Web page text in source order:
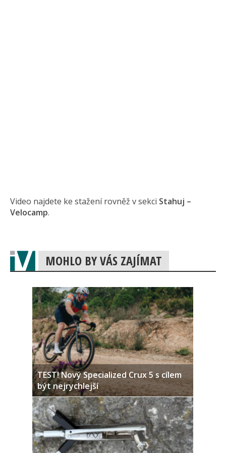
Video najdete ke stažení rovněž v sekci Stahuj –
Velocamp.
MOHLO BY VÁS ZAJÍMAT
TEST! Nový Specialized Crux 5 s cílem
být nejrychlejší